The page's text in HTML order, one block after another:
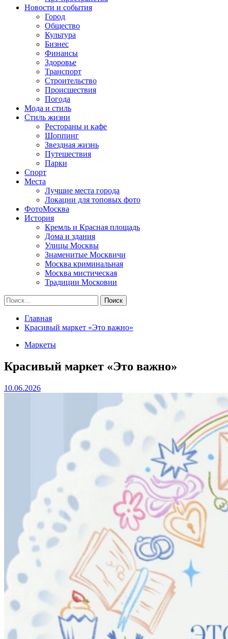
Новости и события
Город
Общество
Культура
Бизнес
Финансы
Здоровье
Транспорт
Строительство
Происшествия
Погода
Мода и стиль
Стиль жизни
Рестораны и кафе
Шоппинг
Звездная жизнь
Путешествия
Парки
Спорт
Места
Лучшие места города
Локации для топовых фото
ФотоМосква
История
Кремль и Красная площадь
Дома и здания
Улицы Москвы
Знаменитые Москвичи
Москва криминальная
Москва мистическая
Традиции Московии
Найти:
Главная
Красивый маркет «Это важно»
Маркеты
Красивый маркет «Это важно»
10.06.2026